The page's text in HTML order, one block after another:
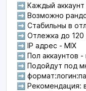
➡ Каждый
➡ Возможно
➡ Стабильны в
➡ Отлежка до 120
➡ IP адрес - MIX
➡ Пол аккаунтов -
➡ Подойдут под
➡
➡ Рекомендация: